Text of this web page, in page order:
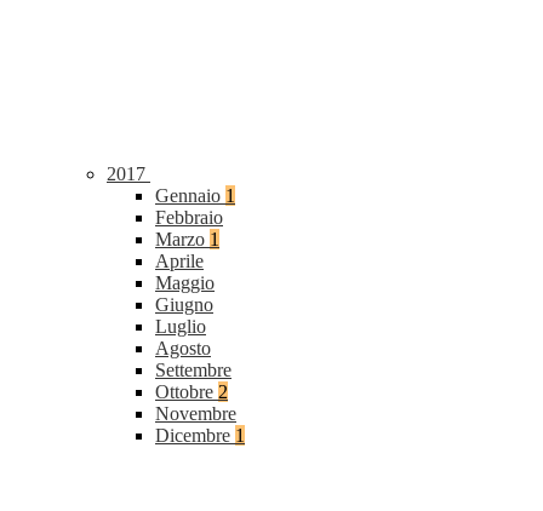
2017
Gennaio 1
Febbraio
Marzo 1
Aprile
Maggio
Giugno
Luglio
Agosto
Settembre
Ottobre 2
Novembre
Dicembre 1